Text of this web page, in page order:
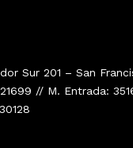
Sur 201 – San
// M. Entrada: